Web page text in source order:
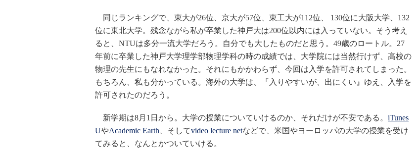
同じランキングで、東大が26位、京大が57位、東工大が112位、 130位に大阪大学、132
位に東北大学。残念ながら私が卒業した神戸大は200位以内には入っていない。そう考え
ると、NTUは多分一流大学だろう。自分でも大したものだと思う。49歳のロートル。27
年前に卒業した神戸大学理学部物理学科の時の成績では、大学院には当然行けず、高校の
物理の先生にもなれなかった。それにもかかわらず、今回は入学を許可されてしまった。
もちろん、私も分かっている。海外の大学は、『入りやすいが、出にくい』ゆえ、入学を
許可されたのだろう。
新学期は8月1日から。大学の授業についていけるのか、それだけが不安である。 iTunes
UやAcademic Earth 、そしてvideo lecture netなどで、米国やヨーロッパの大学の授業を受け
てみると、なんとかついていける。